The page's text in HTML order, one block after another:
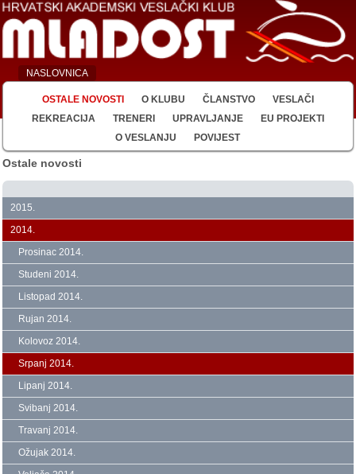
NASLOVNICA
OSTALE NOVOSTI O KLUBU ČLANSTVO
VESLAČI
REKREACIJA
TRENERI UPRAVLJANJE
EU PROJEKTI
O VESLANJU
POVIJEST
Ostale novosti
2015.
2014.
Prosinac 2014.
Studeni 2014.
Listopad 2014.
Rujan 2014.
Kolovoz 2014.
Srpanj 2014.
Lipanj 2014.
Svibanj 2014.
Travanj 2014.
Ožujak 2014.